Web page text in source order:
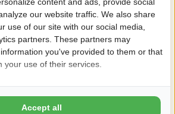
stornieren.
our website traffic. We also share
use of our site with our social media,
partners. These partners may
you've provided to them or that
your use of their services.
Accept all